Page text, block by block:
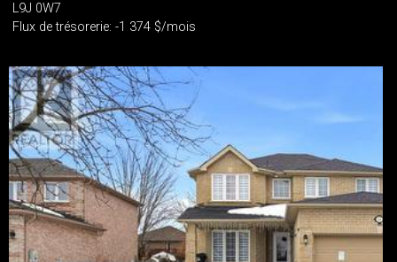
L9J 0W7
Flux de trésorerie: -1 374 $/mois